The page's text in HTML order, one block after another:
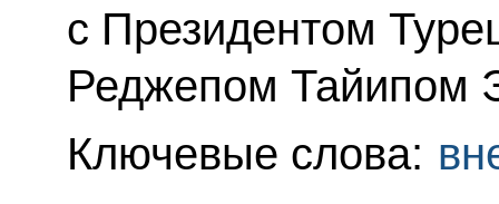
с Президентом
Реджепом Тайипом
Ключевые слова: